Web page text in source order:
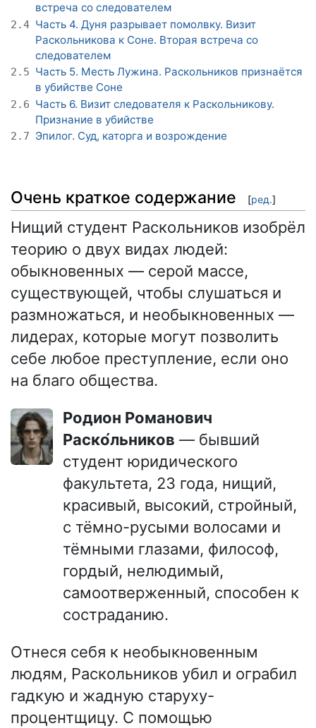
встреча со следователем
2.4 Часть 4. Дуня разрывает помолвку. Визит
Раскольникова к Соне. Вторая встреча со
следователем
2.5 Часть 5. Месть Лужина. Раскольников признаётся
в убийстве Соне
2.6 Часть 6. Визит следователя к Раскольникову.
Признание в убийстве
2.7 Эпилог. Суд, каторга и возрождение
Очень краткое содержание [ред.]
Нищий студент Раскольников изобрёл
теорию о двух видах людей:
обыкновенных — серой массе,
существующей, чтобы слушаться и
размножаться, и необыкновенных —
лидерах, которые могут позволить
себе любое преступление, если оно
на благо общества.
Родион Романович
Раско́льников — бывший
студент юридического
факультета, 23 года, нищий,
красивый, высокий, стройный,
с тёмно-русыми волосами и
тёмными глазами, философ,
гордый, нелюдимый,
самоотверженный, способен к
состраданию.
Отнеся себя к необыкновенным
людям, Раскольников убил и ограбил
гадкую и жадную старуху-
процентщицу. С помощью